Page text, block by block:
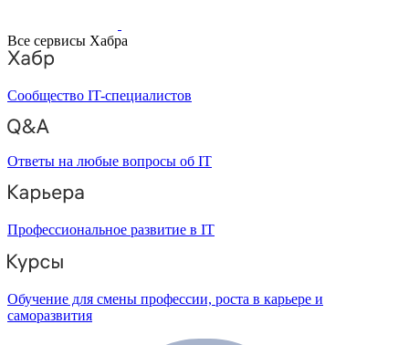
Все сервисы Хабра
Сообщество IT-специалистов
Ответы на любые вопросы об IT
Профессиональное развитие в IT
Обучение для смены профессии, роста в карьере и
саморазвития